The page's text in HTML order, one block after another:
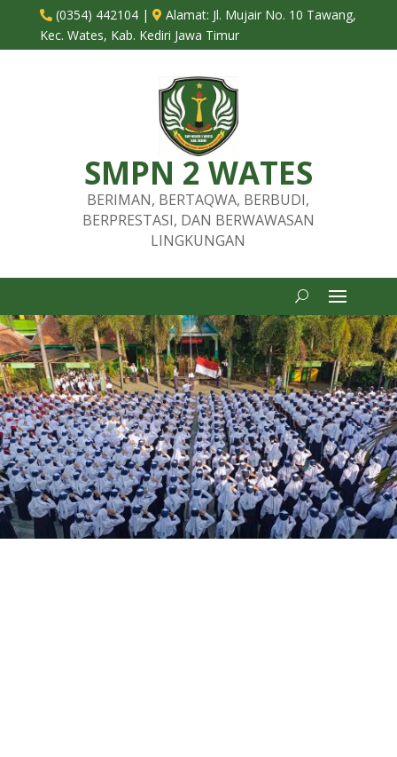
 (0354) 442104|  Alamat: Jl. Mujair No. 10 Tawang,
Kec. Wates, Kab. Kediri Jawa Timur
SMPN 2 WATES
BERIMAN, BERTAQWA, BERBUDI,
BERPRESTASI, DAN BERWAWASAN
LINGKUNGAN